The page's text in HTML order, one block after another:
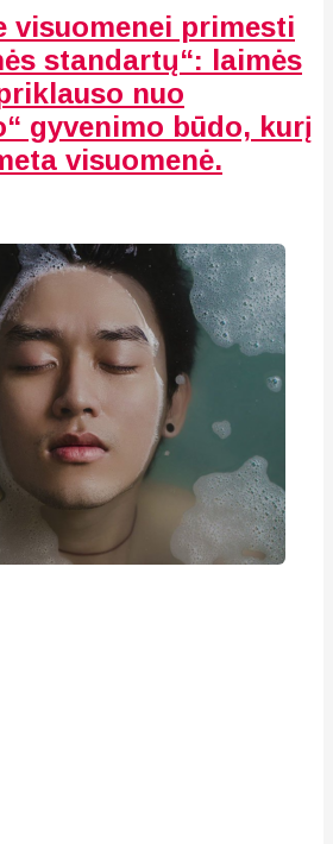
visuomenei primesti
standartų“: laimės
nuo
gyvenimo būdo, kurį
visuomenė.